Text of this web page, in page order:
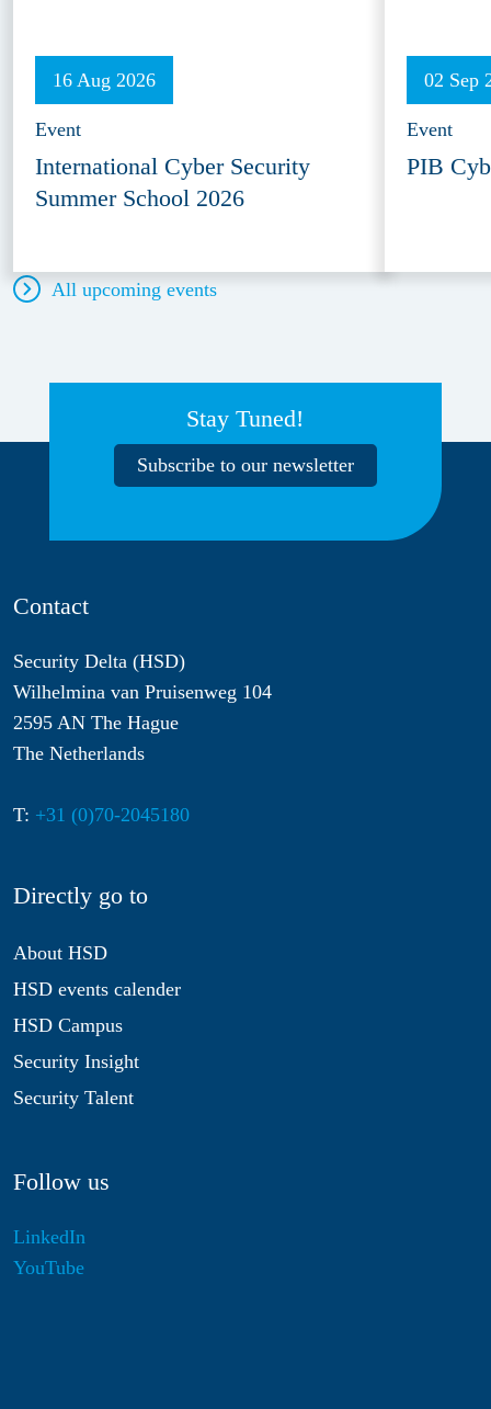
16 Aug 2026
Event
International Cyber Security
Summer School 2026
02 Sep
Event
PIB
All upcoming events
Stay Tuned!
Subscribe to our newsletter
Contact
Security Delta (HSD)
Wilhelmina van Pruisenweg 104
2595 AN The Hague
The Netherlands
T: +31 (0)70-2045180
Directly go to
About HSD
HSD events calender
HSD Campus
Security Insight
Security Talent
Follow us
LinkedIn
YouTube